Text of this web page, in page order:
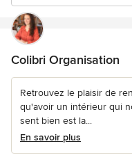
Colibri Organisation
Retrouvez le plaisir de
qu'avoir un intérieur qui
sent bien est la...
En savoir plus